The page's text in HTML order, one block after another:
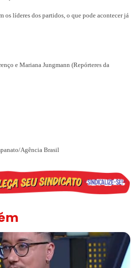
os líderes dos partidos, o que pode acontecer já
e Mariana Jungmann (Repórteres da
Agência Brasil
Caê Vasconcelos e repúdio aos